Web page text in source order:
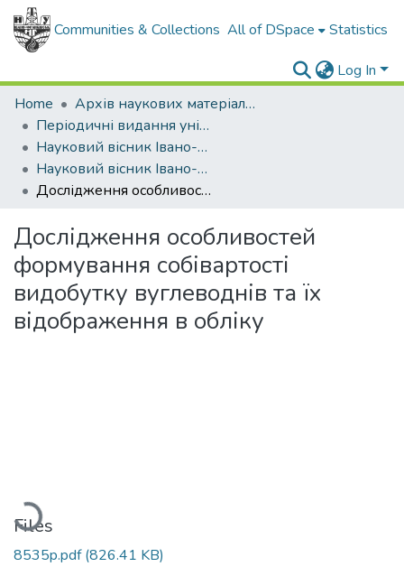
Communities & Collections All of DSpace Statistics
Log In
Home
Архів наукових матеріалів
Періодичні видання університету
Науковий вісник Івано-Франківського національного технічного університету нафти і газу. Серія: Економіка та управління в нафтовій і газовій промисловості
Науковий вісник Івано-Франківського національного технічного університету нафти і газу. Серія Економіка та управління в нафтовій і газовій промисловості - 2021 - № 1(23)
Дослідження особливостей формування собівартості видобутку вуглеводнів та їх відображення в обліку
Дослідження особливостей
формування собівартості
видобутку вуглеводнів та їх
відображення в обліку
Loading...
Files
8535p.pdf(826.41 KB)